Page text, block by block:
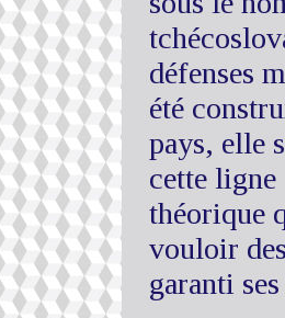
défenses
été
pays, elle
cette ligne
théorique
vouloir
garanti